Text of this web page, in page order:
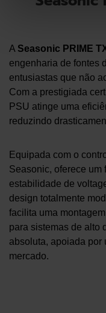
A Seasonic PRIME
engenharia de fontes
entusiastas que não
Com a prestigiada
PSU atinge uma
reduzindo
Equipada com o
Seasonic, oferece um
estabilidade de
design totalmente
facilita uma
para sistemas de alto
absoluta, apoiada por
mercado.